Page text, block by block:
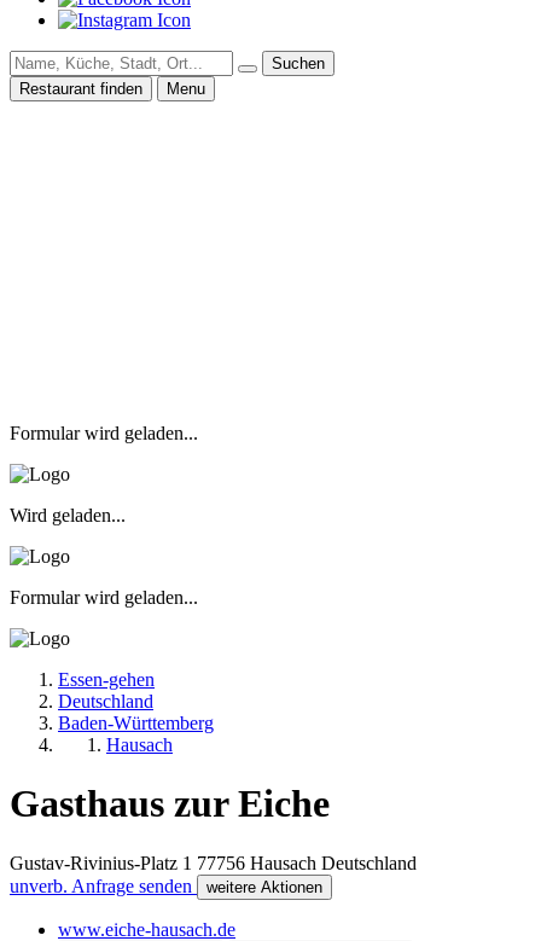
Suchen
Restaurant finden
Menu
Formular wird geladen...
Wird geladen...
Formular wird geladen...
Essen-gehen
Deutschland
Baden-Württemberg
Hausach
Gasthaus zur Eiche
Gustav-Rivinius-Platz 1 77756 Hausach Deutschland
unverb. Anfrage senden
weitere Aktionen
www.eiche-hausach.de